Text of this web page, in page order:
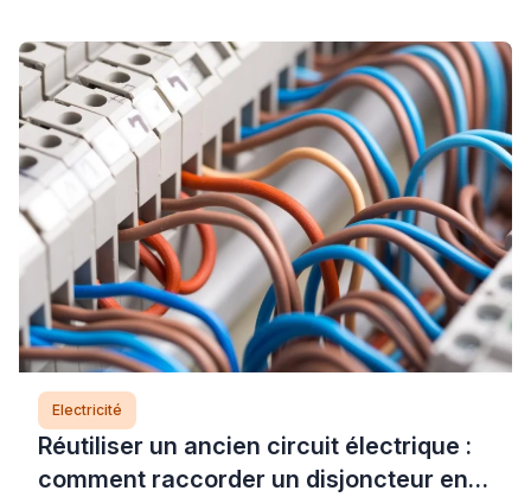
Lorsque le support résiste au perçage, que le
système de raccordement semble incompréhensible
ou que le poids du luminaire vous inquiète, il est
parfaitement légitime d’hésiter […]
Electricité
Réutiliser un ancien circuit électrique :
comment raccorder un disjoncteur en